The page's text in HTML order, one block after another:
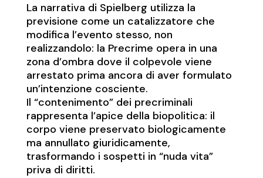
La narrativa di Spielberg utilizza la
previsione come un catalizzatore che
modifica l’evento stesso, non
realizzandolo: la Precrime opera in una
zona d’ombra dove il colpevole viene
arrestato prima ancora di aver formulato
un’intenzione cosciente.
Il “contenimento” dei precriminali
rappresenta l’apice della biopolitica: il
corpo viene preservato biologicamente
ma annullato giuridicamente,
trasformando i sospetti in “nuda vita”
priva di diritti.